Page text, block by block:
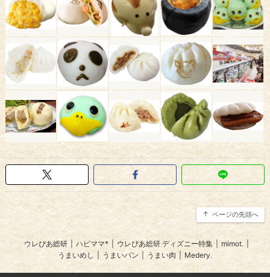
ページの先頭へ
ウレぴあ総研 | ハピママ* ウレぴあ総研 ディズニー特集 | mimot. |
うまいめし
うまいパン | うまい肉 Medery.